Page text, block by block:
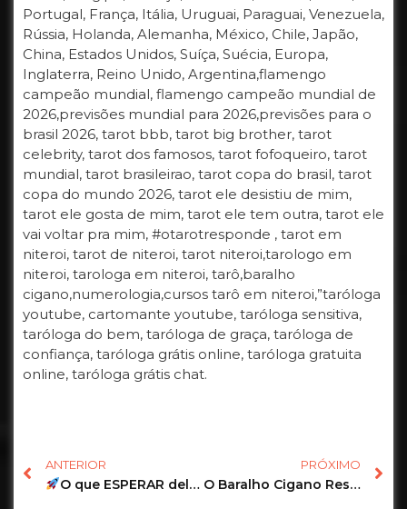
Portugal, França, Itália, Uruguai, Paraguai, Venezuela,
Rússia, Holanda, Alemanha, México, Chile, Japão,
China, Estados Unidos, Suíça, Suécia, Europa,
Inglaterra, Reino Unido, Argentina,flamengo
campeão mundial, flamengo campeão mundial de
2026,previsões mundial para 2026,previsões para o
brasil 2026, tarot bbb, tarot big brother, tarot
celebrity, tarot dos famosos, tarot fofoqueiro, tarot
mundial, tarot brasileirao, tarot copa do brasil, tarot
copa do mundo 2026, tarot ele desistiu de mim,
tarot ele gosta de mim, tarot ele tem outra, tarot ele
vai voltar pra mim, #otarotresponde , tarot em
niteroi, tarot de niteroi, tarot niteroi,tarologo em
niteroi, tarologa em niteroi, tarô,baralho
cigano,numerologia,cursos tarô em niteroi,”taróloga
youtube, cartomante youtube, taróloga sensitiva,
taróloga do bem, taróloga de graça, taróloga de
confiança, taróloga grátis online, taróloga gratuita
online, taróloga grátis chat.
ANTERIOR
O que ESPERAR dele(a) nos próximos 7 dias?
PRÓXIMO
O Baralho Cigano Responde o Tarot Revela as Previsões de junho! #tarot #tarotonline #tarotgratis 35